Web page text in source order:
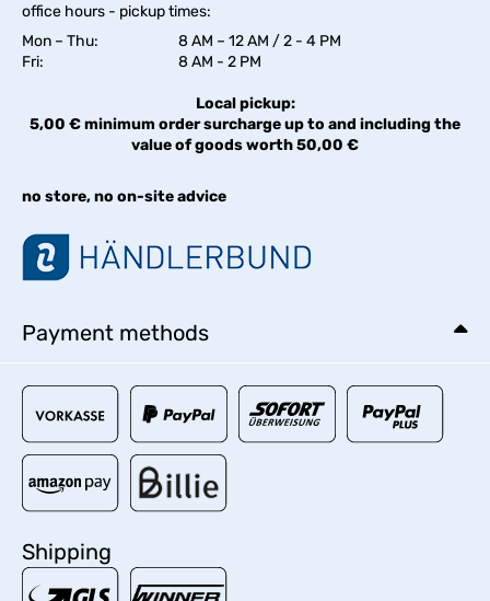
office hours - pickup times:
Mon – Thu:
8 AM – 12 AM / 2 - 4 PM
Fri:
8 AM - 2 PM
Local pickup:
5,00 € minimum order surcharge up to and including the
value of goods worth 50,00 €
no store, no on-site advice
Payment methods
Shipping